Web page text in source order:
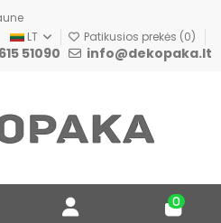
LT
Patikusios prekės (0)
51090 info@dekopaka.lt
0